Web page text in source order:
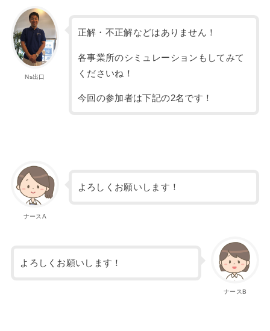
Ns出口
正解・不正解などはありません！
各事業所のシミュレーションもしてみて
くださいね！
今回の参加者は下記の2名です！
ナースA
よろしくお願いします！
ナースB
よろしくお願いします！